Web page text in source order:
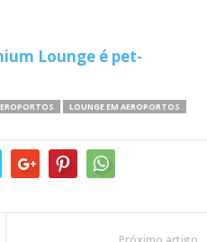
Lounge é pet-
LOUNGE EM AEROPORTOS